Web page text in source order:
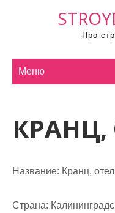
Про
Меню
КРАНЦ,
Название: Кранц,
Страна: